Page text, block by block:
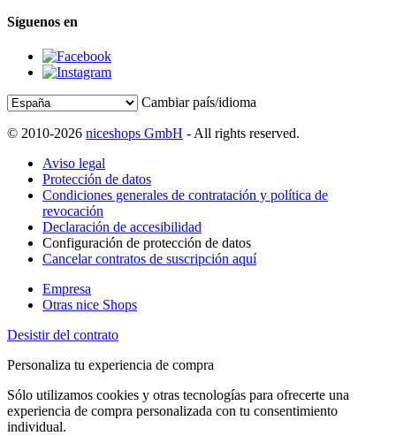
Síguenos en
Cambiar país/idioma
© 2010-2026 niceshops GmbH - All rights reserved.
Aviso legal
Protección de datos
Condiciones generales de contratación y política de
revocación
Declaración de accesibilidad
Configuración de protección de datos
Cancelar contratos de suscripción aquí
Empresa
Otras nice Shops
Desistir del contrato
Personaliza tu experiencia de compra
Sólo utilizamos cookies y otras tecnologías para ofrecerte una
experiencia de compra personalizada con tu consentimiento
individual.